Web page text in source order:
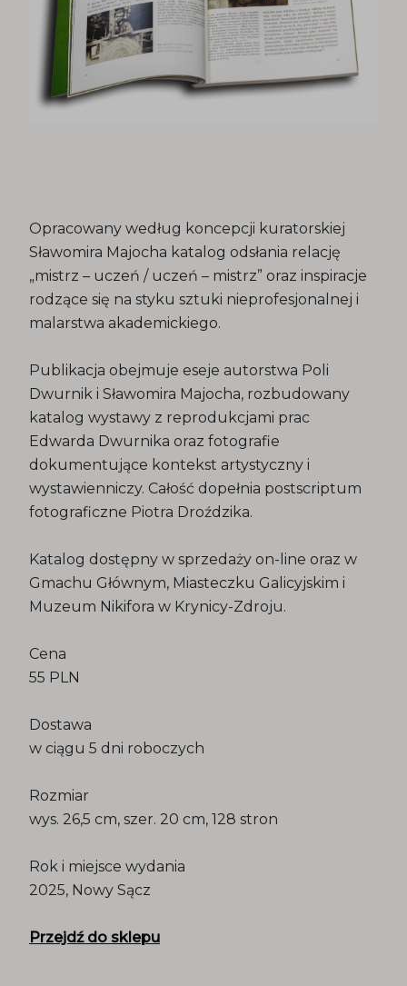
Opracowany według koncepcji kuratorskiej
Sławomira Majocha katalog odsłania relację
„mistrz – uczeń / uczeń – mistrz” oraz inspiracje
rodzące się na styku sztuki nieprofesjonalnej i
malarstwa akademickiego.
Publikacja obejmuje eseje autorstwa Poli
Dwurnik i Sławomira Majocha, rozbudowany
katalog wystawy z reprodukcjami prac
Edwarda Dwurnika oraz fotografie
dokumentujące kontekst artystyczny i
wystawienniczy. Całość dopełnia postscriptum
fotograficzne Piotra Droździka.
Katalog dostępny w sprzedaży on-line oraz w
Gmachu Głównym, Miasteczku Galicyjskim i
Muzeum Nikifora w Krynicy-Zdroju.
Cena
55 PLN
Dostawa
w ciągu 5 dni roboczych
Rozmiar
wys. 26,5 cm, szer. 20 cm, 128 stron
Rok i miejsce wydania
2025, Nowy Sącz
Przejdź do sklepu